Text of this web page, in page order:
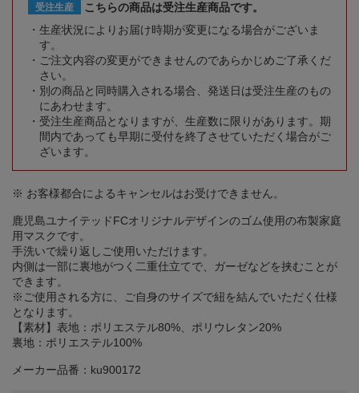
受注生産
こちらの商品は受注生産商品です。
生産状況によりお届け時期が変更になる場合がございま
す。
ご注文内容の変更ができませんのであらかじめご了承くだ
さい。
別の商品と同時購入される場合、発送日は受注生産のもの
にあわせます。
受注生産商品となりますが、生産数に限りがあります。期
間内であっても早期に受付を終了させていただく場合がご
ざいます。
※ お客様都合によるキャンセルはお受けできません。
鹿児島ユナイテッドFCオリジナルデザインのゴム使用の布製家庭
用マスクです。
手洗いで繰り返しご使用いただけます。
内側は一部に裏地がつく二重仕立てで、ガーゼなどを挟むことが
できます。
※ご使用される方に、ご自身のサイズで紐を結んでいただく仕様
となります。
【素材】表地：ポリエステル80%、ポリウレタン20%
裏地：ポリエステル100%
メーカー品番：ku900172